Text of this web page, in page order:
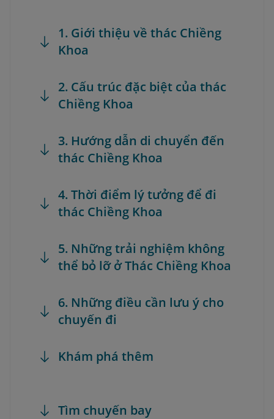
1. Giới thiệu về thác Chiềng
Khoa
2. Cấu trúc đặc biệt của thác
Chiềng Khoa
3. Hướng dẫn di chuyển đến
thác Chiềng Khoa
4. Thời điểm lý tưởng để đi
thác Chiềng Khoa
5. Những trải nghiệm không
thể bỏ lỡ ở Thác Chiềng Khoa
6. Những điều cần lưu ý cho
chuyến đi
Khám phá thêm
Tìm chuyến bay